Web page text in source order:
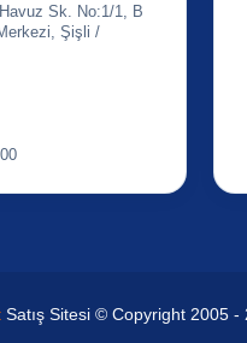
Sk. No:1/1, B
Şişli /
Satış Sitesi © Copyright 2005 -